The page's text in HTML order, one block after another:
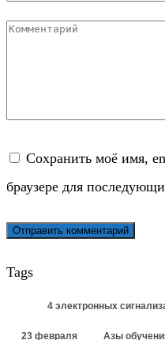
Комментарий
Сохранить моё имя,
браузере для
Tags
4 электронных
23 февраля Азы